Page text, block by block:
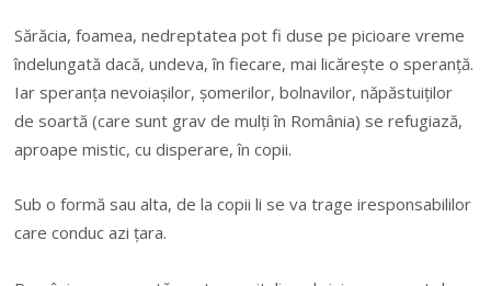
Sărăcia, foamea, nedreptatea pot fi duse pe picioare vreme
îndelungată dacă, undeva, în fiecare, mai licărește o speranță.
Iar speranța nevoiașilor, șomerilor, bolnavilor, năpăstuiților
de soartă (care sunt grav de mulți în România) se refugiază,
aproape mistic, cu disperare, în copii.
Sub o formă sau alta, de la copii li se va trage iresponsabililor
care conduc azi țara.